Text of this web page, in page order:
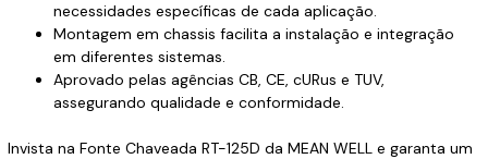
necessidades específicas de cada aplicação.
Montagem em chassis facilita a instalação e integração
em diferentes sistemas.
Aprovado pelas agências CB, CE, cURus e TUV,
assegurando qualidade e conformidade.
Invista na Fonte Chaveada RT-125D da MEAN WELL e garanta um